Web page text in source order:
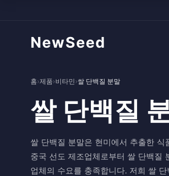
NewSeed
홈›제품›비타민›쌀 단백질 분말
쌀 단백질
쌀 단백질 분말은 현미에서 추출한
중국 선도 제조업체로부터 쌀 단백질
업체의 수요를 충족합니다. 저희 쌀